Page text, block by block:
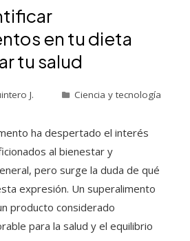
en tu dieta
tu salud
J. Ciencia y tecnología
ha despertado el interés
al bienestar y
pero surge la duda de qué
expresión. Un superalimento
producto considerado
para la salud y el equilibrio